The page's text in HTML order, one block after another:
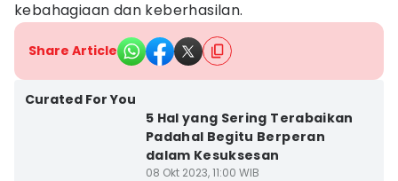
kebahagiaan dan keberhasilan.
Share Article
Curated For You
5 Hal yang Sering Terabaikan
Padahal Begitu Berperan
dalam Kesuksesan
08 Okt 2023, 11:00 WIB